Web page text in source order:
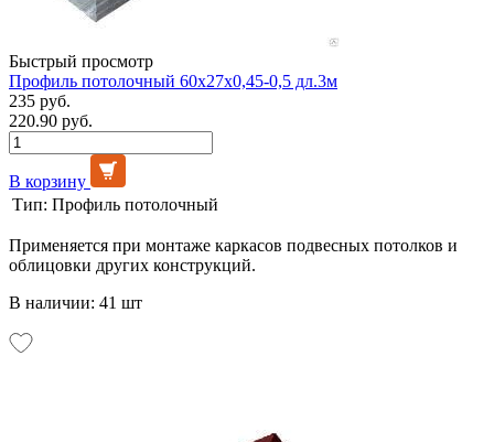
Быстрый просмотр
Профиль потолочный 60х27х0,45-0,5 дл.3м
235 руб.
220.90 руб.
В корзину
Тип: Профиль потолочный
Применяется при монтаже каркасов подвесных потолков и
облицовки других конструкций.
В наличии: 41 шт